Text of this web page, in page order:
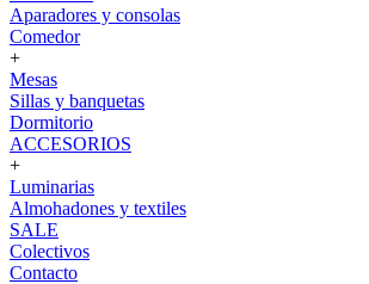
Aparadores y consolas
Comedor
+
Mesas
Sillas y banquetas
Dormitorio
ACCESORIOS
+
Luminarias
Almohadones y textiles
SALE
Colectivos
Contacto